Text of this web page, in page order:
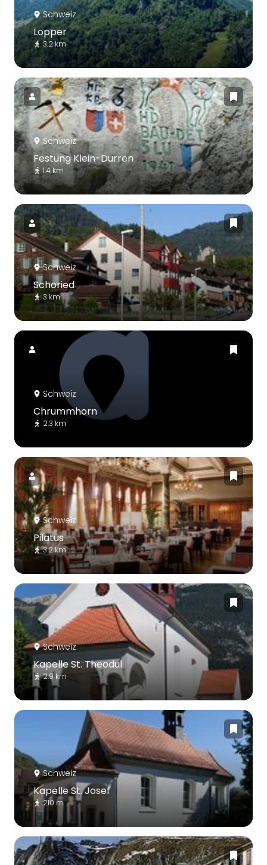
Schweiz
Lopper
3.2 km
Schweiz
Festung Klein-Durren
1.4 km
Schweiz
Schoried
3 km
Schweiz
Chrummhorn
2.3 km
Schweiz
Pilatus
3.2 km
Schweiz
Kapelle St. Theodul
2.9 km
Schweiz
Kapelle St. Josef
210 m